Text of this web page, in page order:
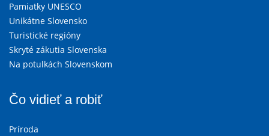
Pamiatky UNESCO
Unikátne Slovensko
Turistické regióny
Skryté zákutia Slovenska
Na potulkách Slovenskom
Čo vidieť a robiť
Príroda